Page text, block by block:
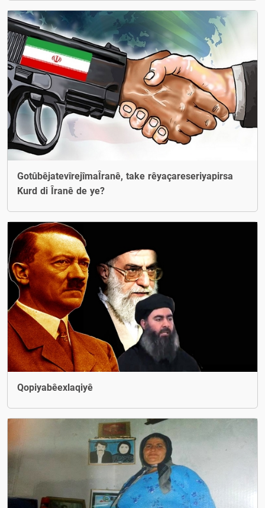
GotûbêjatevîrejîmaÎranê, take rêyaçareseriyapirsa
Kurd di Îranê de ye?
Qopiyabêexlaqiyê